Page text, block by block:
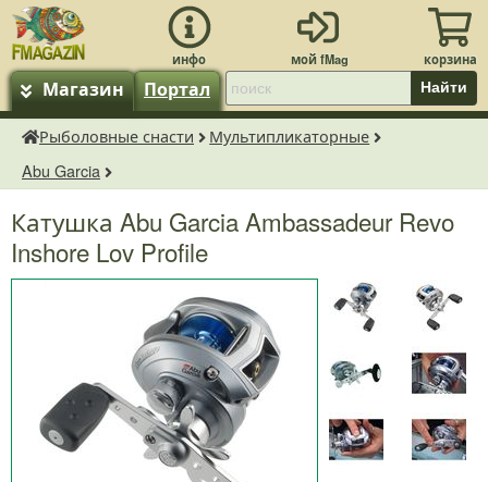
Магазин Портал Найти
fMagazin.ru
Рыболовные снасти
Мультипликаторные
Abu Garcia
Катушка Abu Garcia Ambassadeur Revo
Inshore Lov Profile